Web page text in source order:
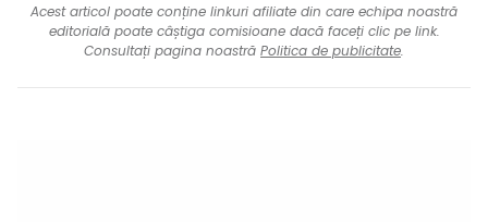
Acest articol poate conține linkuri afiliate din care echipa noastră
editorială poate câștiga comisioane dacă faceți clic pe link.
Consultați pagina noastră Politica de publicitate.